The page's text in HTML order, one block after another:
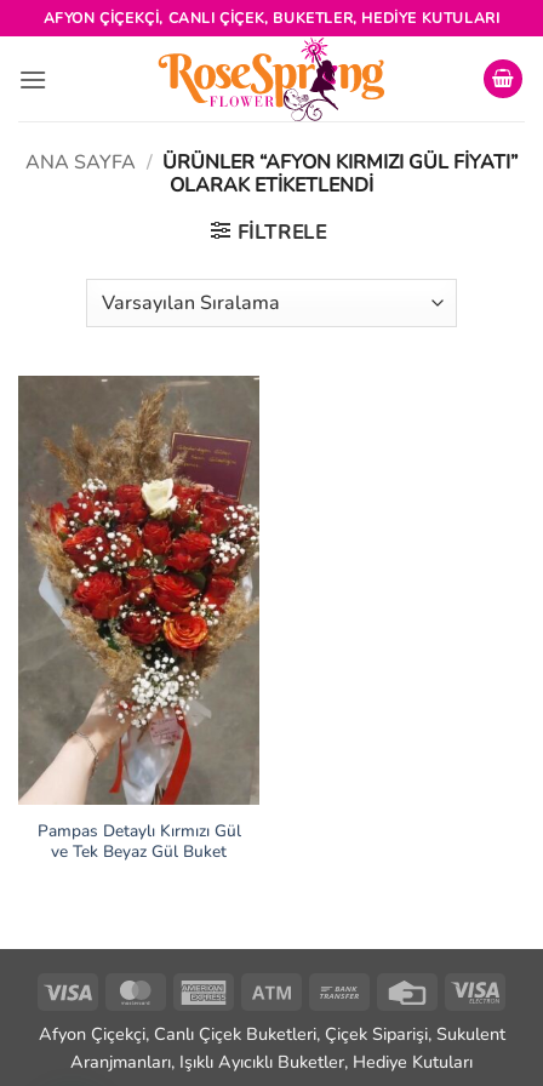
İçeriğe
atla
AFYON ÇIÇEKÇI, CANLI ÇIÇEK, BUKETLER, HEDIYE KUTULARI
ANA SAYFA / ÜRÜNLER “AFYON KIRMIZI GÜL FIYATI”
OLARAK ETIKETLENDI
FILTRELE
Pampas Detaylı Kırmızı Gül
ve Tek Beyaz Gül Buket
Visa MasterCardAmerican
Atm
Bank
Credit
Visa
Afyon Çiçekçi, Canlı Çiçek Buketleri, Çiçek Siparişi, Sukulent
Aranjmanları, Işıklı Ayıcıklı Buketler, Hediye Kutuları